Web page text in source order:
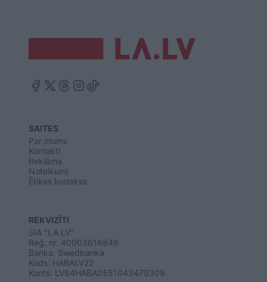
SAITES
Par mums
Kontakti
Reklāma
Noteikumi
Ētikas kodekss
REKVIZĪTI
SIA "LA.LV"
Reģ. nr. 40003616846
Banka: Swedbanka
Kods: HABALV22
Konts: LV64HABA0551043479309